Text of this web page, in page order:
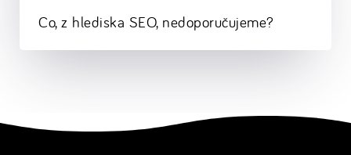
Co, z hlediska SEO, nedoporučujeme?